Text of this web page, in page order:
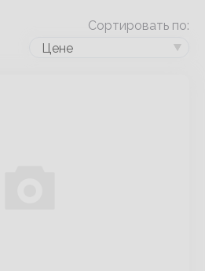
Сортировать по:
Цене